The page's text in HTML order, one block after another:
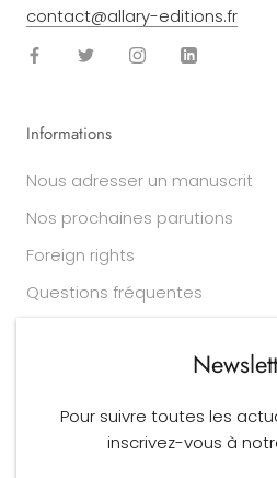
Pour suivre toutes les
inscrivez-vous à
contact@allary-editions.fr
Informations
Nous adresser un manuscrit
Nos prochaines parutions
Foreign rights
Questions fréquentes
Conditions générales de vente
Mentions légales